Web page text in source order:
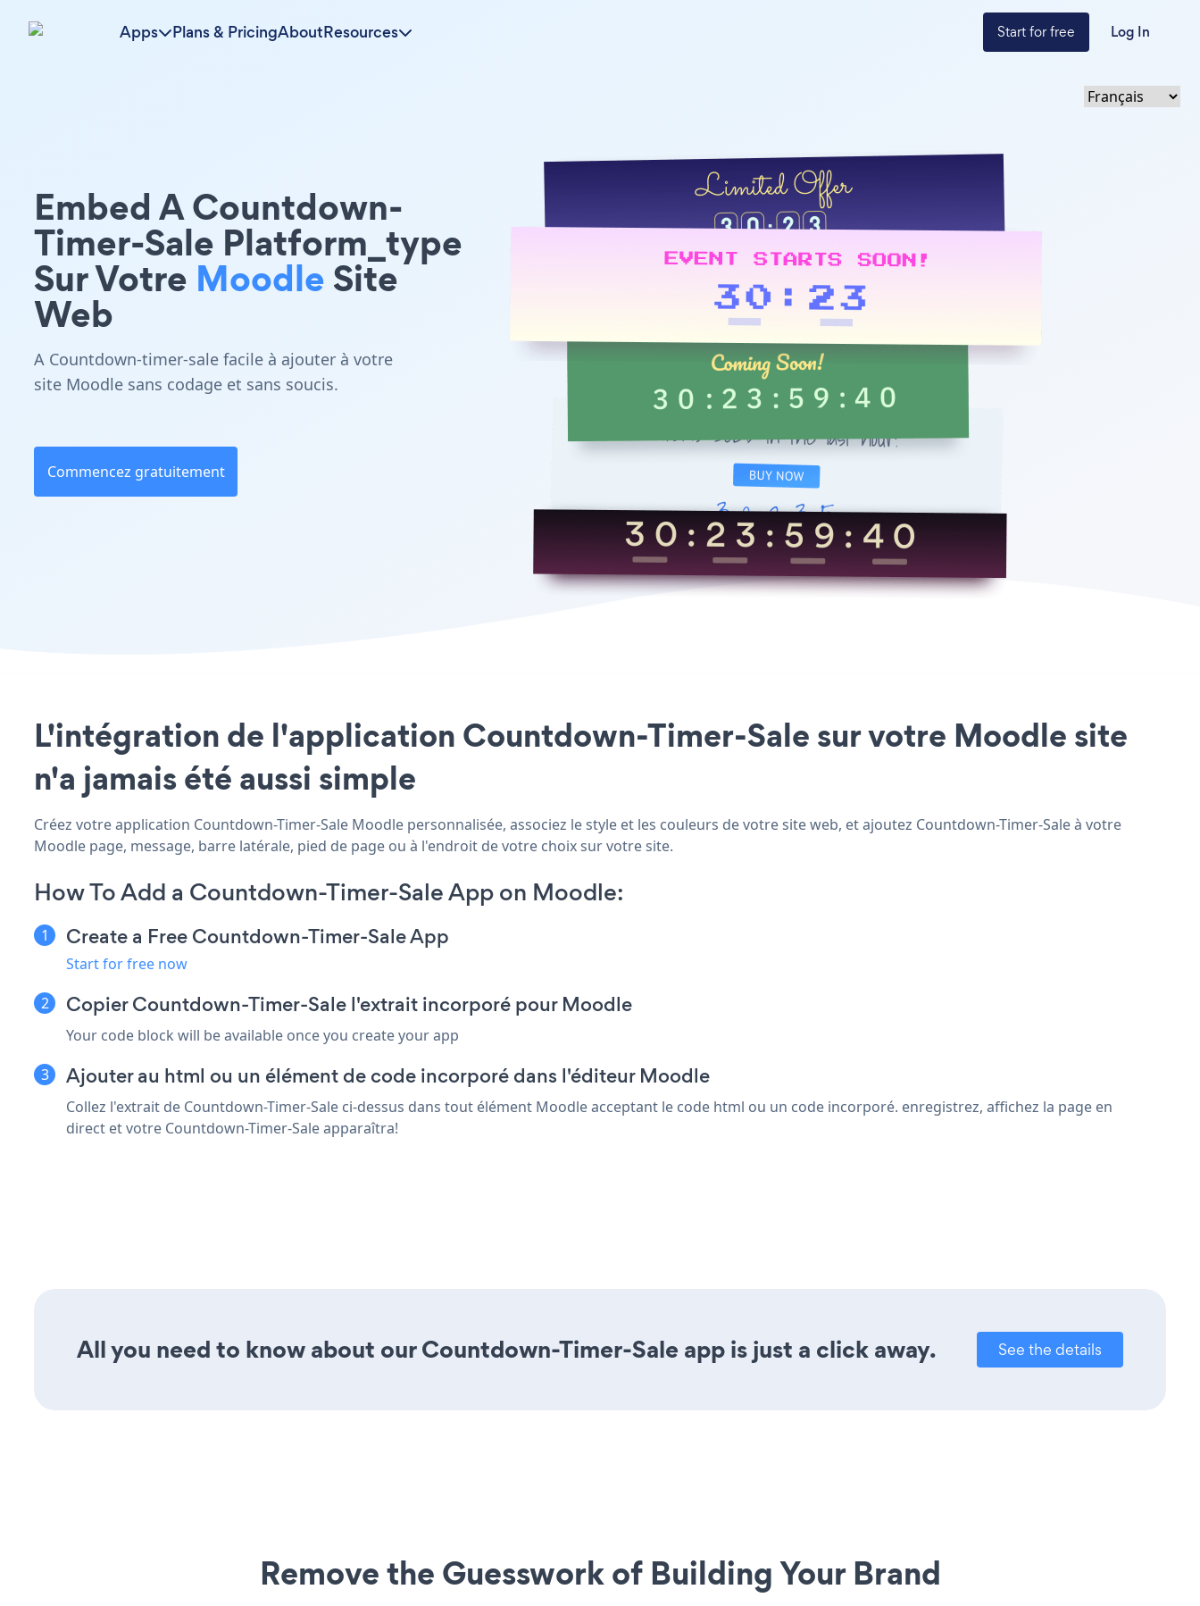
Apps Plans & PricingAboutResources Start for free Log In
Embed A Countdown-
Timer-Sale Platform_type
Sur Votre MoodleSite
Web
A Countdown-timer-sale facile à ajouter à votre
site Moodle sans codage et sans soucis.
Commencez gratuitement
L'intégration de l'application Countdown-Timer-Sale sur votre Moodle site
n'a jamais été aussi simple
Créez votre application Countdown-Timer-Sale Moodle personnalisée, associez le style et les couleurs de votre site web, et ajoutez Countdown-Timer-Sale à votre
Moodle page, message, barre latérale, pied de page ou à l'endroit de votre choix sur votre site.
How To Add a Countdown-Timer-Sale App on Moodle:
Create a Free Countdown-Timer-Sale App
Start for free now
Copier Countdown-Timer-Sale l'extrait incorporé pour Moodle
Your code block will be available once you create your app
Ajouter au html ou un élément de code incorporé dans l'éditeur Moodle
Collez l'extrait de Countdown-Timer-Sale ci-dessus dans tout élément Moodle acceptant le code html ou un code incorporé. enregistrez, affichez la page en
direct et votre Countdown-Timer-Sale apparaîtra!
All you need to know about our Countdown-Timer-Sale app is just a click away. See the details
Remove the Guesswork of Building Your Brand